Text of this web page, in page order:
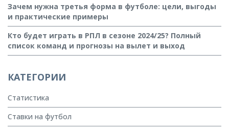
Зачем нужна третья форма в футболе: цели, выгоды
и практические примеры
Кто будет играть в РПЛ в сезоне 2024/25? Полный
список команд и прогнозы на вылет и выход
КАТЕГОРИИ
Статистика
Ставки на футбол